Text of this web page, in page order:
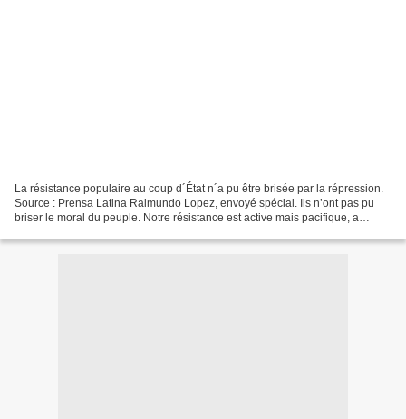
La résistance populaire au coup d´État n´a pu être brisée par la répression.
Source : Prensa Latina Raimundo Lopez, envoyé spécial. Ils n’ont pas pu
briser le moral du peuple. Notre résistance est active mais pacifique, a